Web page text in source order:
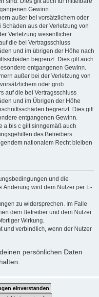
Gewinn.
außer bei vorsätzlichem oder
aus der Verletzung von
Verletzung wesentlicher
die bei Vertragsschluss
und im übrigen der Höhe nach
begrenzt. Dies gilt auch
entgangenen Gewinn.
außer bei der Verletzung von
oder grob
auf die bei Vertragsschluss
und im Übrigen der Höhe
begrenzt. Dies gilt
entgangenen Gewinn.
a bis c gilt sinngemäß auch
des Betreibers.
nationalem Recht bleiben
und die
Änderung wird dem Nutzer per E-
zu widersprechen. Im Falle
dem Betreiber und dem Nutzer
Wirkung.
und verbindlich, wenn der Nutzer
persönlichen Daten